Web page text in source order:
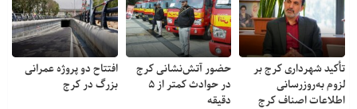
تأکید شهرداری کرج بر
لزوم به‌روزرسانی
اطلاعات اصناف کرج
حضور آتش‌نشانی کرج
در حوادث کمتر از ۵
دقیقه
افتتاح دو پروژه عمرانی
بزرگ در کرج